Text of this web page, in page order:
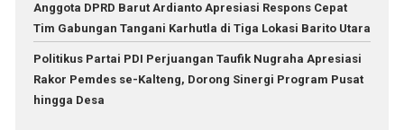
Anggota DPRD Barut Ardianto Apresiasi Respons Cepat
Tim Gabungan Tangani Karhutla di Tiga Lokasi Barito Utara
Politikus Partai PDI Perjuangan Taufik Nugraha Apresiasi
Rakor Pemdes se-Kalteng, Dorong Sinergi Program Pusat
hingga Desa